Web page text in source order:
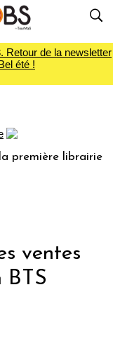
Retour de la newsletter
été !
librairie du
ventes
BTS